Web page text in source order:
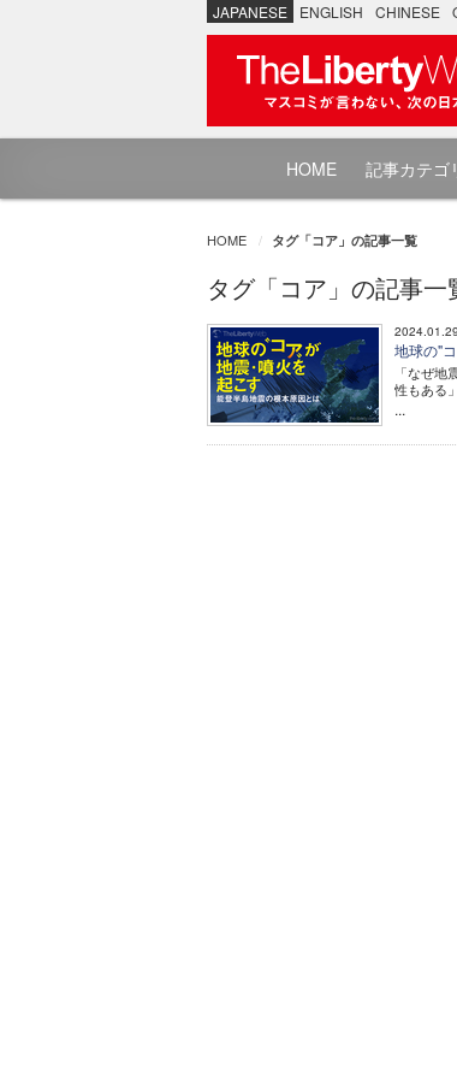
JAPANESE ENGLISH CHINESE
HOME 記事カテゴ
HOME タグ「コア」の記事一覧
タグ「コア」の記事一
2024.01.29
地球の"
「なぜ
性もある」
...